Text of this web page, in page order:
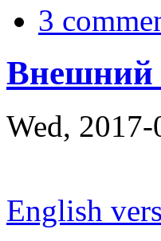
3
Внешний
Wed,
English